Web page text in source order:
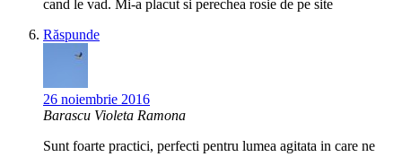
cand le vad. Mi-a placut si perechea rosie de pe site
Răspunde
26 noiembrie 2016
Barascu Violeta Ramona
Sunt foarte practici, perfecti pentru lumea agitata in care ne